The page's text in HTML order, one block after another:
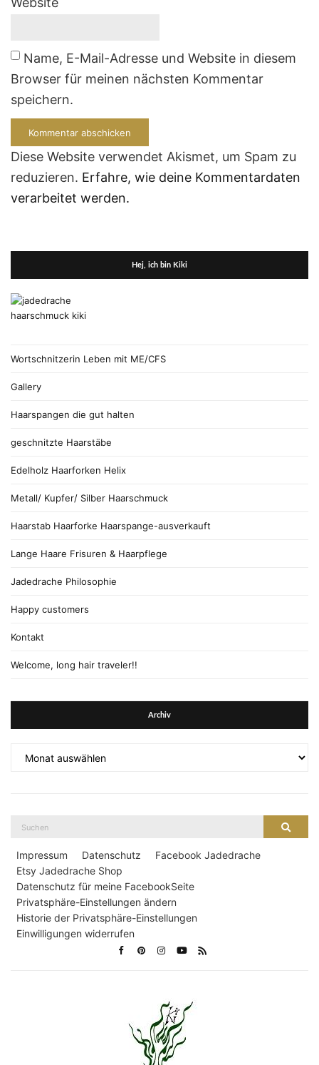
Name, E-Mail-Adresse und Website in diesem
Browser für meinen nächsten Kommentar
speichern.
Diese Website verwendet Akismet, um Spam zu
reduzieren. Erfahre, wie deine Kommentardaten
verarbeitet werden.
Hej, ich bin Kiki
Wortschnitzerin Leben mit ME/CFS
Gallery
Haarspangen die gut halten
geschnitzte Haarstäbe
Edelholz Haarforken Helix
Metall/ Kupfer/ Silber Haarschmuck
Haarstab Haarforke Haarspange-ausverkauft
Lange Haare Frisuren & Haarpflege
Jadedrache Philosophie
Happy customers
Kontakt
Welcome, long hair traveler!!
Archiv
Suche
Impressum Datenschutz
Facebook Jadedrache
Etsy Jadedrache Shop
Datenschutz für meine FacebookSeite
Privatsphäre-Einstellungen ändern
Historie der Privatsphäre-Einstellungen
Einwilligungen widerrufen